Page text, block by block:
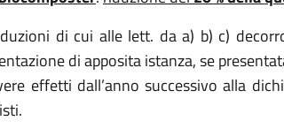
di cui alle lett. da a) b) c)
di apposita istanza, se
effetti dall’anno successivo alla